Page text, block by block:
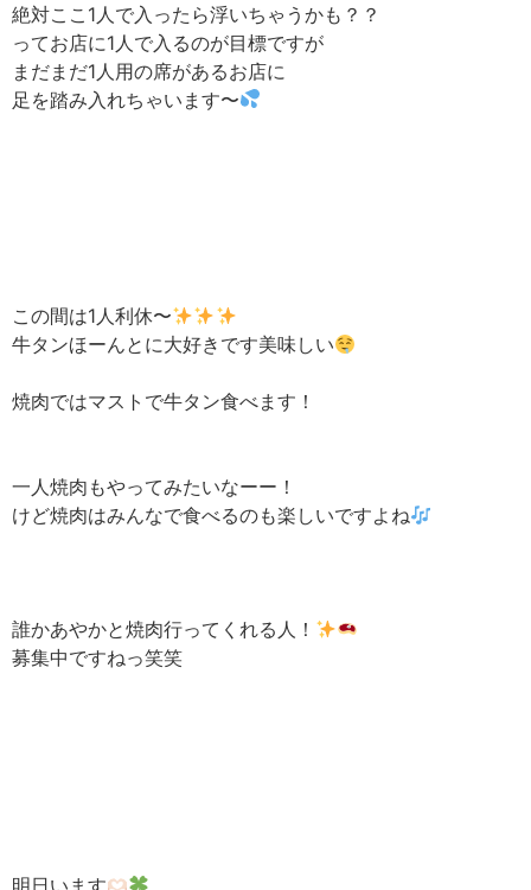
絶対ここ1人で入ったら浮いちゃうかも？？
ってお店に1人で入るのが目標ですが
まだまだ1人用の席があるお店に
足を踏み入れちゃいます〜
この間は1人利休〜
牛タンほーんとに大好きです美味しい
焼肉ではマストで牛タン食べます！
一人焼肉もやってみたいなーー！
けど焼肉はみんなで食べるのも楽しいですよね
誰かあやかと焼肉行ってくれる人！
募集中ですねっ笑笑